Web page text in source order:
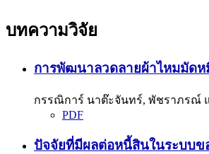
บทความวิจัย
การพัฒนาลวดลายผ้าไหมมัดห
กรรณิการ์ นาต๊ะจันทร์, พัชราภรณ์
PDF
ปัจจัยที่มีผลต่อหนี้สินในระบบข